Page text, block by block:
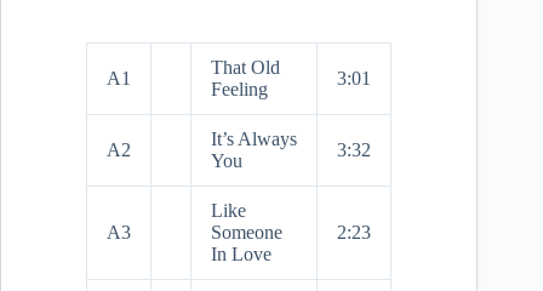
A1
That Old
Feeling
3:01
A2
It’s Always
You
3:32
A3
Like
Someone
In Love
2:23